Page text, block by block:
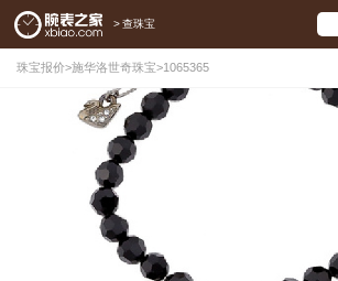
> 查珠宝
珠宝报价>施华洛世奇珠宝>1065365